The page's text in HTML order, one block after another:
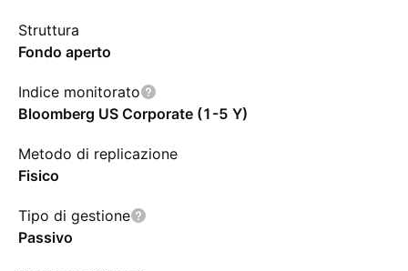
Struttura
Fondo aperto
Indice monitorato
Bloomberg US Corporate (1-5 Y)
Metodo di replicazione
Fisico
Tipo di gestione
Passivo